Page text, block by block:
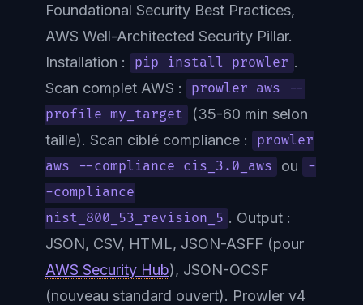
Foundational Security Best Practices,
AWS Well-Architected Security Pillar.
Installation :
pip install prowler .
Scan complet AWS :
prowler aws --
profile my_target
(35-60 min selon
taille). Scan ciblé compliance :
prowler
aws --compliance cis_3.0_aws
ou
-
-compliance
nist_800_53_revision_5 . Output :
JSON, CSV, HTML, JSON-ASFF (pour
AWS Security Hub), JSON-OCSF
(nouveau standard ouvert). Prowler v4